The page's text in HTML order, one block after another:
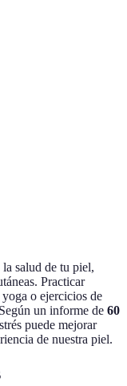
salud de tu piel,
Practicar
o ejercicios de
un informe de 60
puede mejorar
de nuestra piel.